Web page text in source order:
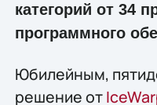
категорий от 34
программного
Юбилейным,
решение от